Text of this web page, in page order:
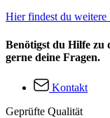
Hier findest du weitere
Benötigst du Hilfe zu
gerne deine Fragen.
Kontakt
Geprüfte Qualität